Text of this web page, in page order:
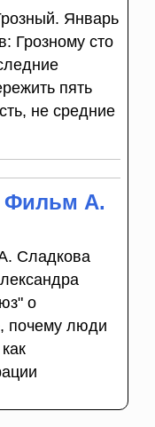
Январь
Грозному сто
пять
не средние
Фильм А.
Сладкова
о
почему люди